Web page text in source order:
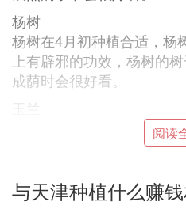
杨树
杨树在4月初种植合适，杨
上有辟邪的功效，杨树的
成荫时会很好看。
玉兰适合3-6月份种植，一
水上玉兰属阴，玉兰的一
天津种树注意事项
阅读
与天津种植什么赚